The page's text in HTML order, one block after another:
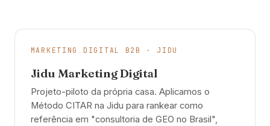
MARKETING DIGITAL B2B · JIDU
Jidu Marketing Digital
Projeto-piloto da própria casa. Aplicamos o
Método CITAR na Jidu para rankear como
referência em "consultoria de GEO no Brasil",